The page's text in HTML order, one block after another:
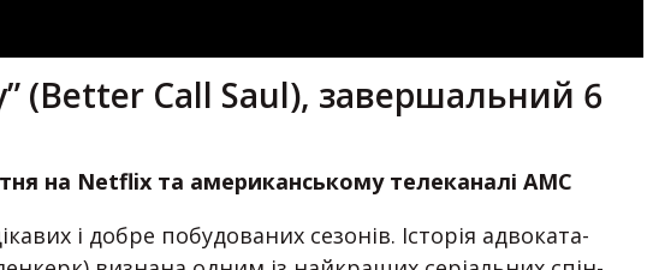
(Better Call Saul), завершальний 6
на Netflix та американському телеканалі AMC
і добре побудованих сезонів. Історія адвоката-